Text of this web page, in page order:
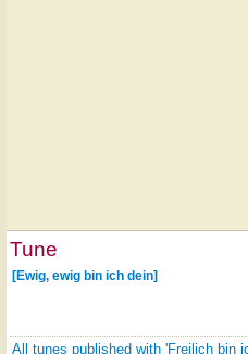
Tune
[Ewig, ewig bin ich dein]
All tunes published with 'Freilich bin